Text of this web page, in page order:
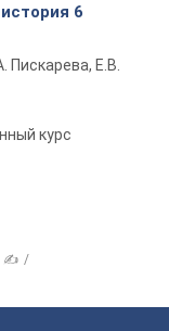
6
Пискарева, Е.В.
курс
✍